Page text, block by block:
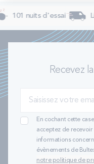
101 nuits d'essai
Recevez la
En cochant cette
acceptez de
informations
évènements de
notre politique de